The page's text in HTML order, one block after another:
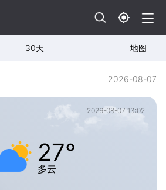
30天 地图
2026-08-07
2026-08-07 13:02
27°
多云